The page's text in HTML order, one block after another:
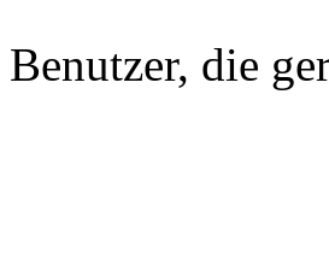
Benutzer, die